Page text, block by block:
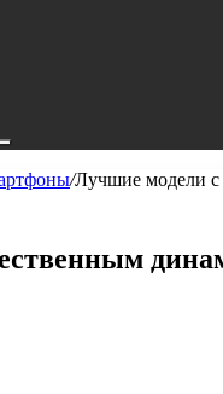
Поиск...
/Лучшие модели с